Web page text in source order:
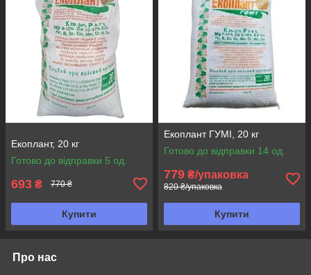
Екоплант, 20 кг
Готово до відправки 5 од.
693 ₴ 770 ₴
Купити
Екоплант ГУМІ, 20 кг
Готово до відправки 14 од.
779 ₴/упаковка
820 ₴/упаковка
Купити
Про нас